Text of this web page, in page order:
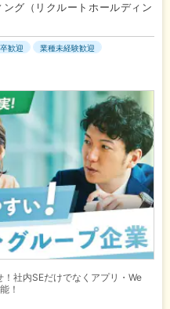
グ（リクルートホールディン
歓迎
業種未経験歓迎
社内SEだけでなくアプリ・We
！